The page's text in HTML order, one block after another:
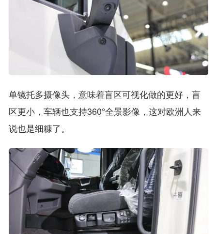
单镜托多摄像头，意味着盲区可视化做的更好，盲
区更小，车辆也支持360°全景影像，这对欧洲人来
说也是细糠了。